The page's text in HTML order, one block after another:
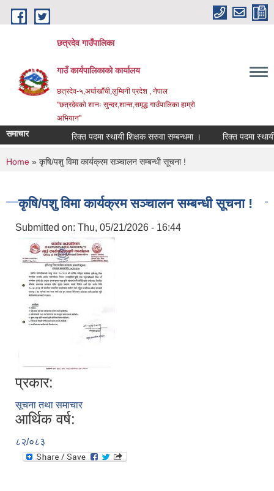
Skip to main content
छत्रदेव गाउँपालिका
गाउँ कार्यपालिकाको कार्यालय
छत्रदेव-५,अर्घाखाँची,लुम्बिनी प्रदेश , नेपाल
"छत्रदेवको शानः सुन्दर,शान्त,समृद्ध गाउँपालिका हाम्रो
अभियान"
समाचार रिक्त पदमा स्थायी शिक्षक सरुवा सम्बन्धमा । रिक्त पदमा स्थायी
You are here
Home » कृषि/पशु विमा कार्यक्रम सञ्चालन सम्बन्धी सूचना !
कृषि/पशु विमा कार्यक्रम सञ्चालन सम्बन्धी सूचना !
Submitted on: Thu, 05/21/2026 - 16:44
प्रकार:
सूचना तथा समाचार
आर्थिक वर्ष:
८२/०८३